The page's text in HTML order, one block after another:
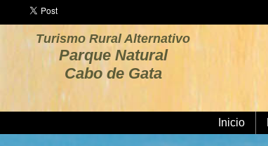
Turismo Rural Alternativo
Parque Natural
Cabo de Gata
Inicio